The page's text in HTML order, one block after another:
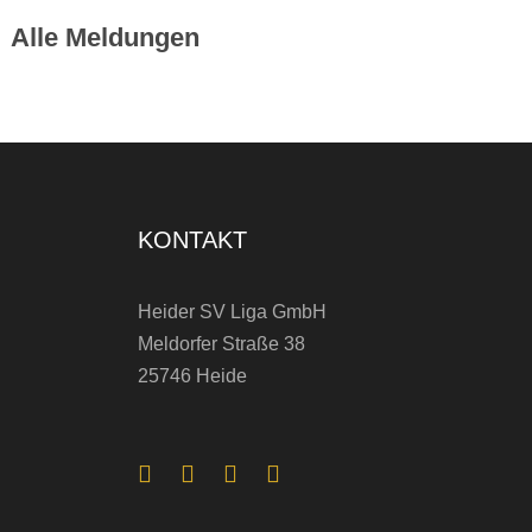
Alle Meldungen
KONTAKT
Heider SV Liga GmbH
Meldorfer Straße 38
25746 Heide